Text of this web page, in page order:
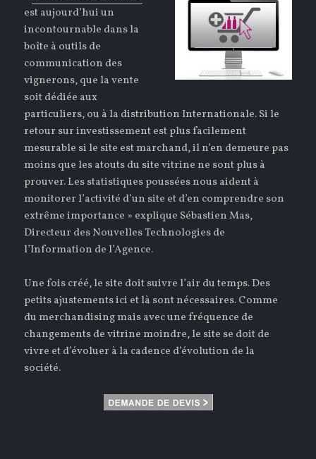
est aujourd’hui un
incontournable dans la
boîte à outils de
communication des
vignerons, que la vente
soit dédiée aux
particuliers, ou à la distribution Internationale. Si le
retour sur investissement est plus facilement
mesurable si le site est marchand, il n’en demeure pas
moins que les atouts du site vitrine ne sont plus à
prouver. Les statistiques poussées nous aident à
monitorer l’activité d’un site et d’en comprendre son
extrême importance » explique Sébastien Mas,
Directeur des Nouvelles Technologies de
l’Information de l’Agence.
Une fois créé, le site doit suivre l’air du temps. Des
petits ajustements ici et là sont nécessaires. Comme
du merchandising mais avec une fréquence de
changements de vitrine moindre, le site se doit de
vivre et d’évoluer à la cadence d’évolution de la
société.